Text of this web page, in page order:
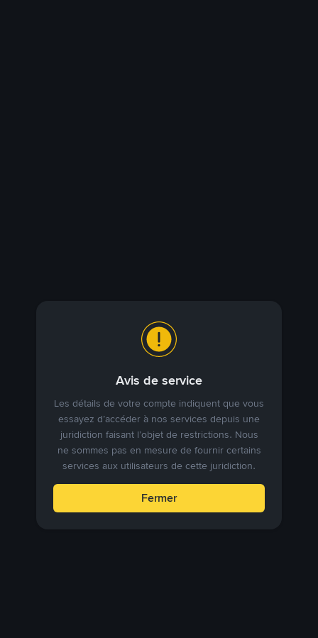
Avis de service
Les détails de votre compte indiquent que vous
essayez d’accéder à nos services depuis une
juridiction faisant l’objet de restrictions. Nous
ne sommes pas en mesure de fournir certains
services aux utilisateurs de cette juridiction.
Fermer